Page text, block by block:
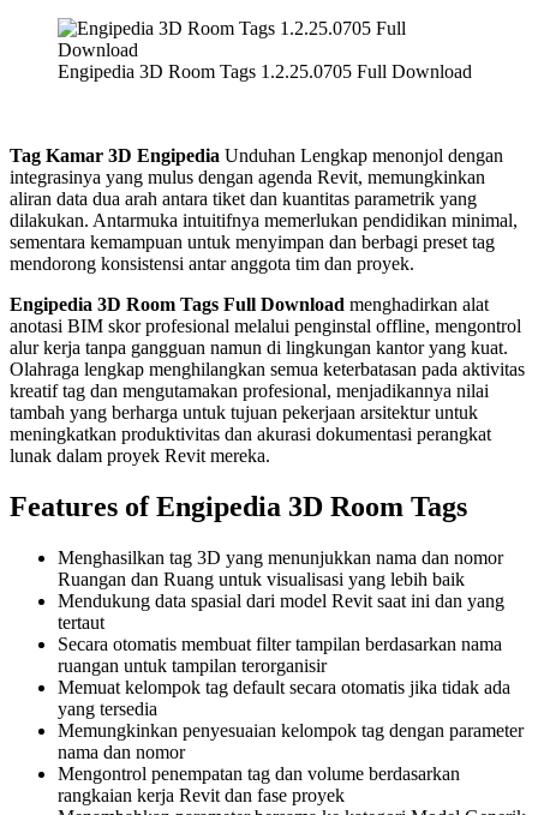
Engipedia 3D Room Tags 1.2.25.0705 Full Download
Tag Kamar 3D Engipedia Unduhan Lengkap menonjol dengan
integrasinya yang mulus dengan agenda Revit, memungkinkan
aliran data dua arah antara tiket dan kuantitas parametrik yang
dilakukan. Antarmuka intuitifnya memerlukan pendidikan minimal,
sementara kemampuan untuk menyimpan dan berbagi preset tag
mendorong konsistensi antar anggota tim dan proyek.
Engipedia 3D Room Tags Full Download menghadirkan alat
anotasi BIM skor profesional melalui penginstal offline, mengontrol
alur kerja tanpa gangguan namun di lingkungan kantor yang kuat.
Olahraga lengkap menghilangkan semua keterbatasan pada aktivitas
kreatif tag dan mengutamakan profesional, menjadikannya nilai
tambah yang berharga untuk tujuan pekerjaan arsitektur untuk
meningkatkan produktivitas dan akurasi dokumentasi perangkat
lunak dalam proyek Revit mereka.
Features of Engipedia 3D Room Tags
Menghasilkan tag 3D yang menunjukkan nama dan nomor
Ruangan dan Ruang untuk visualisasi yang lebih baik
Mendukung data spasial dari model Revit saat ini dan yang
tertaut
Secara otomatis membuat filter tampilan berdasarkan nama
ruangan untuk tampilan terorganisir
Memuat kelompok tag default secara otomatis jika tidak ada
yang tersedia
Memungkinkan penyesuaian kelompok tag dengan parameter
nama dan nomor
Mengontrol penempatan tag dan volume berdasarkan
rangkaian kerja Revit dan fase proyek